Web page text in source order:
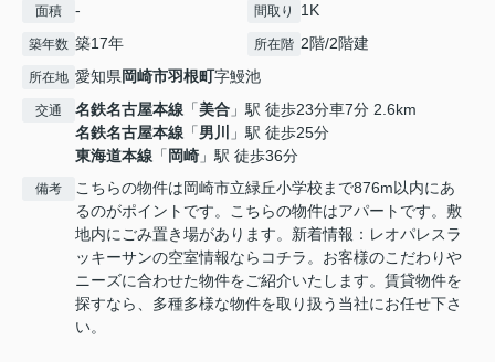
面積 - 間取り 1K
築年数 築17年 所在階 2階/2階建
所在地 愛知県岡崎市羽根町字鰻池
交通 名鉄名古屋本線 「美合 」駅 徒歩23分車7分 2.6km
名鉄名古屋本線 「男川
」駅 徒歩25分
東海道本線 「 岡崎 」駅 徒歩36分
備考
こちらの物件は岡崎市立緑丘小学校まで876m以内にあ
るのがポイントです。こちらの物件はアパートです。敷
地内にごみ置き場があります。新着情報：レオパレスラ
ッキーサンの空室情報ならコチラ。お客様のこだわりや
ニーズに合わせた物件をご紹介いたします。賃貸物件を
探すなら、多種多様な物件を取り扱う当社にお任せ下さ
い。